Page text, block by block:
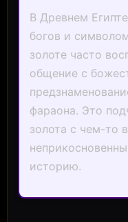
В Древнем
богов и
золоте часто
общение с
фараона. Это
золота с чем-то
историю.